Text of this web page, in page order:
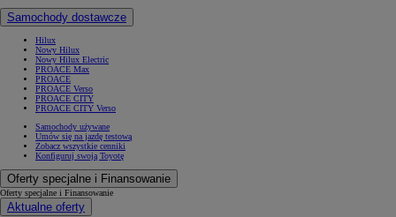
Samochody dostawcze
Hilux
Nowy Hilux
Nowy Hilux Electric
PROACE Max
PROACE
PROACE Verso
PROACE CITY
PROACE CITY Verso
Samochody używane
Umów się na jazdę testową
Zobacz wszystkie cenniki
Konfiguruj swoją Toyotę
Oferty specjalne i Finansowanie
Oferty specjalne i Finansowanie
Aktualne oferty